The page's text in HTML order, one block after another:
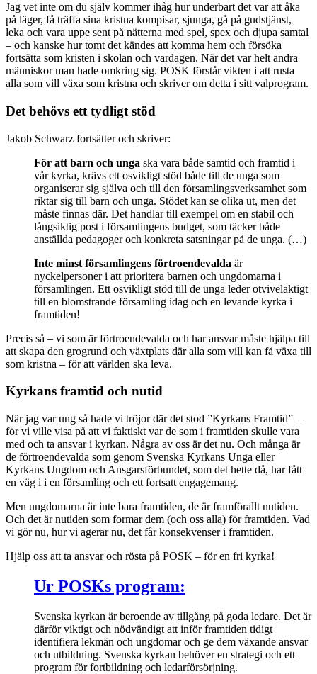
Jag vet inte om du själv kommer ihåg hur underbart det var att åka
på läger, få träffa sina kristna kompisar, sjunga, gå på gudstjänst,
leka och vara uppe sent på nätterna med spel, spex och djupa samtal
– och kanske hur tomt det kändes att komma hem och försöka
fortsätta som kristen i skolan och vardagen. När det var helt andra
människor man hade omkring sig. POSK förstår vikten i att rusta
alla som vill växa som kristna och skriver om detta i sitt valprogram.
Det behövs ett tydligt stöd
Jakob Schwarz fortsätter och skriver:
För att barn och unga ska vara både samtid och framtid i
vår kyrka, krävs ett osvikligt stöd både till de unga som
organiserar sig själva och till den församlingsverksamhet som
riktar sig till barn och unga. Stödet kan se olika ut, men det
måste finnas där. Det handlar till exempel om en stabil och
långsiktig post i församlingens budget, som täcker både
anställda pedagoger och konkreta satsningar på de unga. (…)
Inte minst församlingens förtroendevalda är
nyckelpersoner i att prioritera barnen och ungdomarna i
församlingen. Ett osvikligt stöd till de unga leder otvivelaktigt
till en blomstrande församling idag och en levande kyrka i
framtiden!
Precis så – vi som är förtroendevalda och har ansvar måste hjälpa till
att skapa den grogrund och växtplats där alla som vill kan få växa till
som kristna – för att världen ska leva.
Kyrkans framtid och nutid
När jag var ung så hade vi tröjor där det stod ”Kyrkans Framtid” –
för vi ville visa på att vi faktiskt var de som i framtiden skulle vara
med och ta ansvar i kyrkan. Några av oss är det nu. Och många är
de förtroendevalda som genom Svenska Kyrkans Unga eller
Kyrkans Ungdom och Ansgarsförbundet, som det hette då, har fått
en väg i i en församling och ett fortsatt engagemang.
Men ungdomarna är inte bara framtiden, de är framförallt nutiden.
Och det är nutiden som formar dem (och oss alla) för framtiden. Vad
vi gör nu, hur vi agerar nu, det får konsekvenser i framtiden.
Hjälp oss att ta ansvar och rösta på POSK – för en fri kyrka!
Ur POSKs program:
Svenska kyrkan är beroende av tillgång på goda ledare. Det är
därför viktigt och nödvändigt att inför framtiden tidigt
identifiera lekmän och ungdomar och ge dem växande ansvar
och utbildning. Svenska kyrkan behöver en strategi och ett
program för fortbildning och ledarförsörjning.